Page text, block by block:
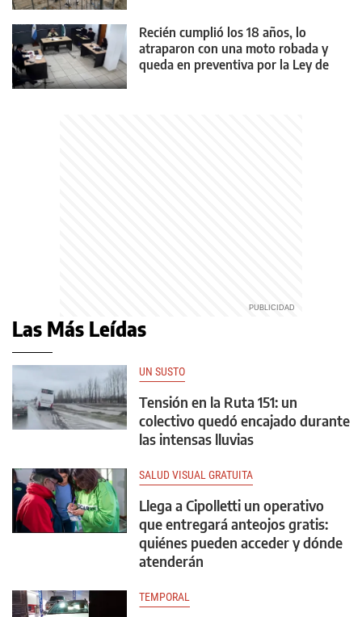
Recién cumplió los 18 años, lo
atraparon con una moto robada y
queda en preventiva por la Ley de
Las Más Leídas
UN SUSTO
Tensión en la Ruta 151: un
colectivo quedó encajado durante
las intensas lluvias
SALUD VISUAL GRATUITA
Llega a Cipolletti un operativo
que entregará anteojos gratis:
quiénes pueden acceder y dónde
atenderán
TEMPORAL